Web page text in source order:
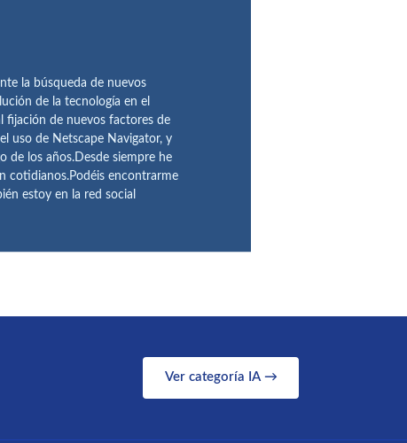
la búsqueda de nuevos
de la tecnología en el
fijación de nuevos factores de
uso de Netscape Navigator, y
de los años.Desde siempre he
cotidianos.Podéis encontrarme
estoy en la red social
Ver categoría IA →